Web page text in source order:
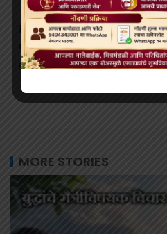
Previous
गौतम बुद्धांचा जन्म भारतात कुठे
झाला?
MORE STORIES